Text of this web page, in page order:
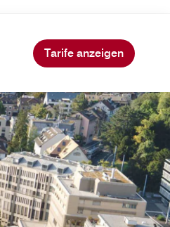
Tarife anzeigen